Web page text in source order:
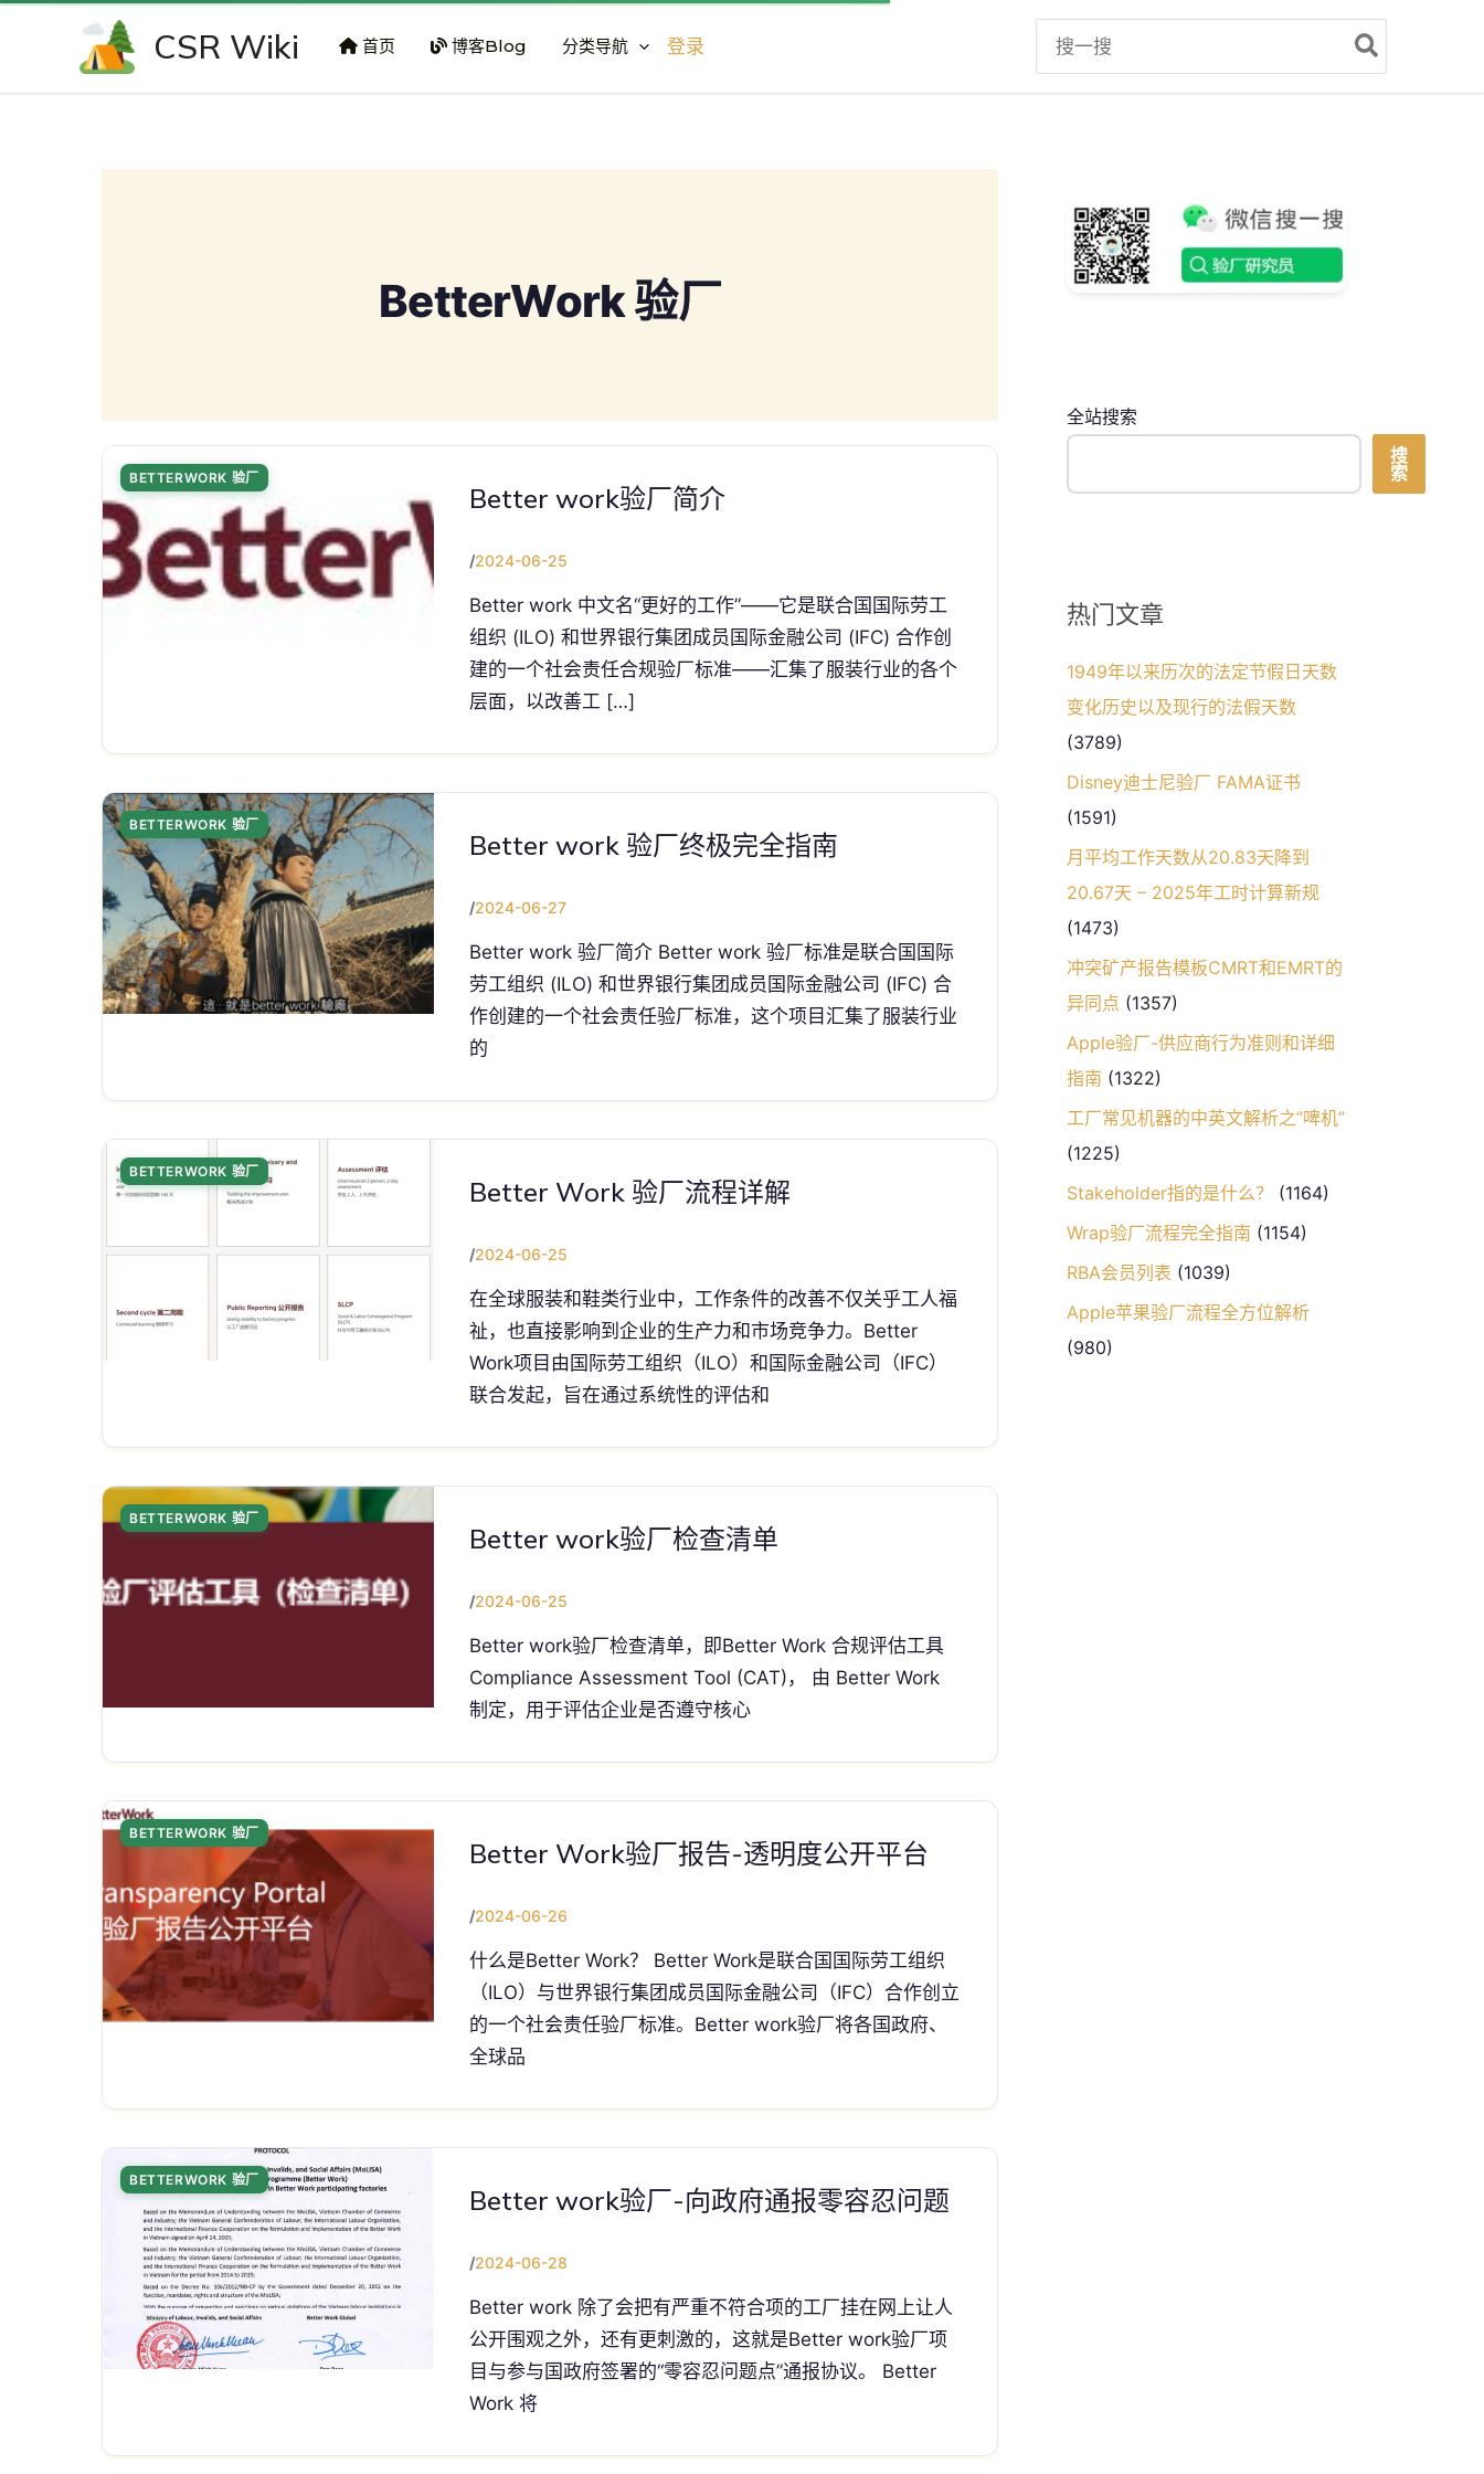
CSR Wiki 首页 博客Blog 分类导航 登录
for:
BetterWork 验厂
Better work验厂简介
BETTERWORK 验厂
/2024-06-25
Better work 中文名“更好的工作”——它是联合国国际劳工
组织 (ILO) 和世界银行集团成员国际金融公司 (IFC) 合作创
建的一个社会责任合规验厂标准——汇集了服装行业的各个
层面，以改善工 […]
Better work 验厂终极完全指南
BETTERWORK 验厂
/2024-06-27
Better work 验厂简介 Better work 验厂标准是联合国国际
劳工组织 (ILO) 和世界银行集团成员国际金融公司 (IFC) 合
作创建的一个社会责任验厂标准，这个项目汇集了服装行业
的
Better Work 验厂流程详解
BETTERWORK 验厂
/2024-06-25
在全球服装和鞋类行业中，工作条件的改善不仅关乎工人福
祉，也直接影响到企业的生产力和市场竞争力。Better
Work项目由国际劳工组织（ILO）和国际金融公司（IFC）
联合发起，旨在通过系统性的评估和
Better work验厂检查清单
BETTERWORK 验厂
/2024-06-25
Better work验厂检查清单，即Better Work 合规评估工具
Compliance Assessment Tool (CAT)， 由 Better Work
制定，用于评估企业是否遵守核心
Better Work验厂报告-透明度公开平台
BETTERWORK 验厂
/2024-06-26
什么是Better Work？ Better Work是联合国国际劳工组织
（ILO）与世界银行集团成员国际金融公司（IFC）合作创立
的一个社会责任验厂标准。Better work验厂将各国政府、
全球品
Better work验厂-向政府通报零容忍问题
BETTERWORK 验厂
/2024-06-28
Better work 除了会把有严重不符合项的工厂挂在网上让人
公开围观之外，还有更刺激的，这就是Better work验厂项
目与参与国政府签署的“零容忍问题点”通报协议。 Better
Work 将
全站搜索
搜
索
热门文章
1949年以来历次的法定节假日天数
变化历史以及现行的法假天数
(3789)
Disney迪士尼验厂 FAMA证书
(1591)
月平均工作天数从20.83天降到
20.67天 – 2025年工时计算新规
(1473)
冲突矿产报告模板CMRT和EMRT的
异同点 (1357)
Apple验厂-供应商行为准则和详细
指南 (1322)
工厂常见机器的中英文解析之“啤机”
(1225)
Stakeholder指的是什么？
(1164)
Wrap验厂流程完全指南 (1154)
RBA会员列表 (1039)
Apple苹果验厂流程全方位解析
(980)